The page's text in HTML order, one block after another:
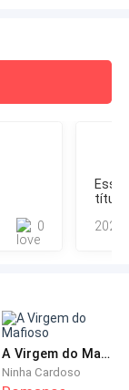
– minha
0
A Virgem do Mafioso
Ninha Cardoso